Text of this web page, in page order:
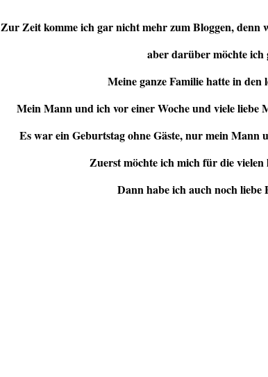
Zur Zeit komme ich gar nicht mehr zum Bloggen, denn
aber darüber möchte
Meine ganze Familie hatte in den
Mein Mann und ich vor einer Woche und viele liebe
Es war ein Geburtstag ohne Gäste, nur mein Mann
Zuerst möchte ich mich für die
Dann habe ich auch noch liebe